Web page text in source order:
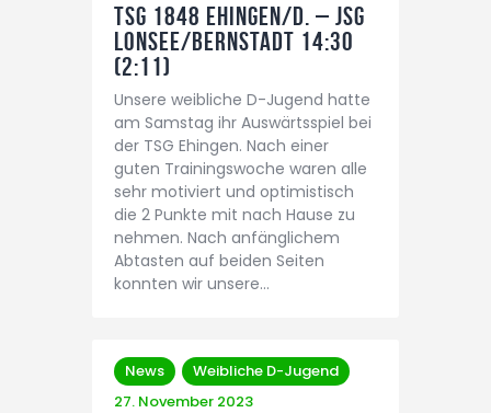
TSG 1848 Ehingen/D. – JSG
Lonsee/Bernstadt 14:30
(2:11)
Unsere weibliche D-Jugend hatte
am Samstag ihr Auswärtsspiel bei
der TSG Ehingen. Nach einer
guten Trainingswoche waren alle
sehr motiviert und optimistisch
die 2 Punkte mit nach Hause zu
nehmen. Nach anfänglichem
Abtasten auf beiden Seiten
konnten wir unsere…
News
Weibliche D-Jugend
27. November 2023